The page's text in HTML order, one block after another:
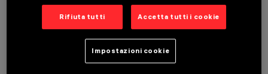
DATI TECNICI
ULTIMO AGGIORNAMENTO: 06/08/2026
Rifiuta tutti Accetta tutti i cookie
Impostazioni cookie